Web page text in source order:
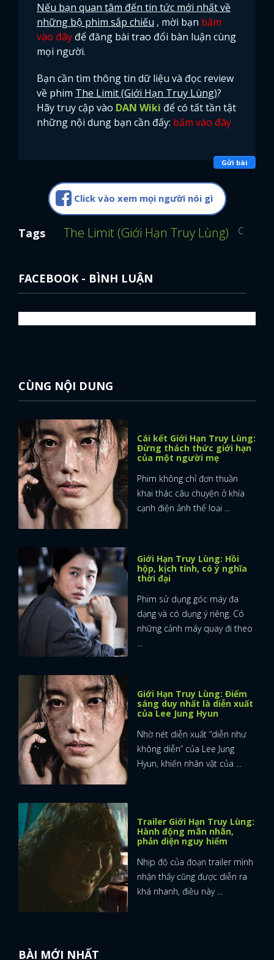
Nếu bạn quan tâm đến tin tức mới nhất về
những bộ phim sắp chiếu , mời bạn bấm
vào đây để đăng bài trao đổi bàn luận cùng
mọi người.
Bạn cần tìm thông tin dữ liệu và đọc review
về phim The Limit (Giới Hạn Truy Lùng)?
Hãy truy cập vào DAN Wiki để có tất tần tật
những nội dung bạn cần đấy: bấm vào đây
Gửi bài
Click vào xem mọi người nói gì
Tags The Limit (Giới Hạn Truy Lùng)
FACEBOOK - BÌNH LUẬN
CÙNG NỘI DUNG
Cái kết Giới Hạn Truy Lùng:
Đừng thách thức giới hạn
của một người mẹ
Phim không chỉ đơn thuần
khai thác câu chuyện ở khía
cạnh điện ảnh thể loại ...
Giới Hạn Truy Lùng: Hồi
hộp, kịch tính, có ý nghĩa
thời đại
Phim sử dụng góc máy đa
dạng và có dụng ý riêng. Có
những cảnh máy quay đi theo
...
Giới Hạn Truy Lùng: Điểm
sáng duy nhất là diễn xuất
của Lee Jung Hyun
Nhờ nét diễn xuất “diễn như
không diễn” của Lee Jung
Hyun, khiến nhân vật của ...
Trailer Giới Hạn Truy Lùng:
Hành động mãn nhãn,
phản diện nguy hiểm
Nhịp độ của đoạn trailer mình
nhận thấy cũng được diễn ra
khá nhanh, điều này ...
BÀI MỚI NHẤT